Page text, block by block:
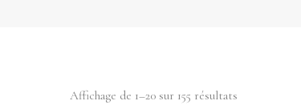
Affichage de 1–20 sur 155 résultats